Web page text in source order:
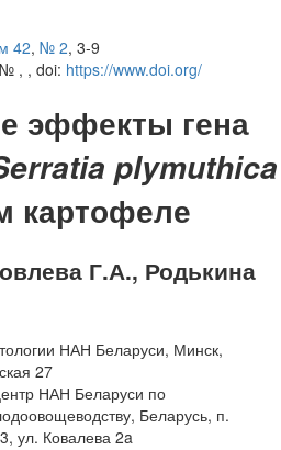
42, № 2, 3-9
, , doi: https://www.doi.org/
эффекты гена
plymuthica
картофеле
Г.А., Родькина
НАН Беларуси, Минск,
27
НАН Беларуси по
Беларусь, п.
ул. Ковалева 2a